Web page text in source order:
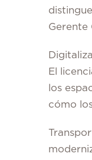
Gerente
El
los
cómo